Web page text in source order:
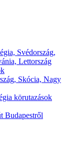
Svédország,
Lettország
Skócia, Nagy
körutazások
Budapestről